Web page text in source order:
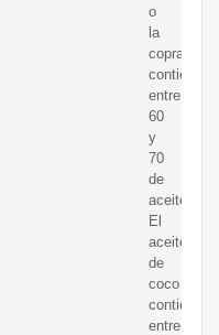
o
la
copra
contienen
entre
60
y
70
de
aceite.
El
aceite
de
coco
contiene
entre